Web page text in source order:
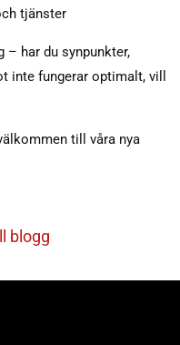
tjänster
– har du synpunkter,
inte fungerar optimalt, vill
till våra nya
blogg